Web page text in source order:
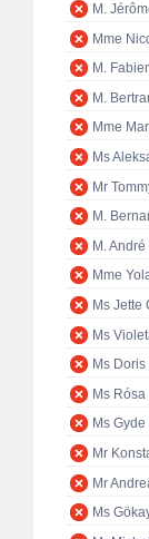
M.
Mme
M.
M.
Mme
Ms
Mr
M.
M. André
Mme
Ms Jette
Ms
Ms
Ms Rósa
Ms
Mr
Mr
Ms